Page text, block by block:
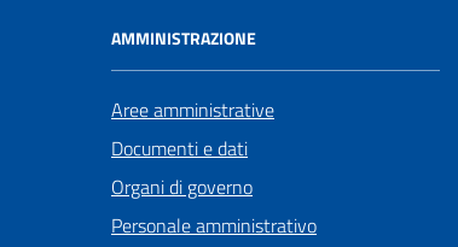
AMMINISTRAZIONE
Aree amministrative
Documenti e dati
Organi di governo
Personale amministrativo